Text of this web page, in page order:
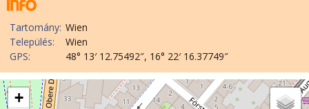
Tartomány: Wien
Település:
Wien
GPS:
48° 13′ 12.75492″, 16° 22′ 16.37749″
+